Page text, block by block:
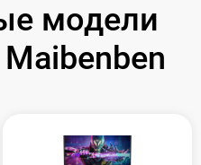
модели